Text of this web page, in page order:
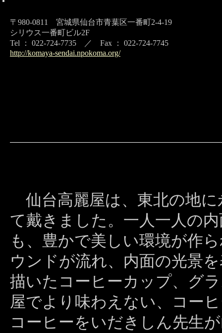
〒980-0811 宮城県仙台市青葉区一番町2-4-19
シリウス一番町ビル2F
Tel ： 022-724-7735 ／ Fax ： 022-724-7745
http://komaya-sendai.npokoma.org/
仙台高麗屋は、東北の地
て戴きました。一人一人の
も、豊かで美しい環境が作
ウンドが流れ、内面の光景
描いたコーヒーカップ、グ
屋でより味わえない、コー
コーヒーをいだきしん先生